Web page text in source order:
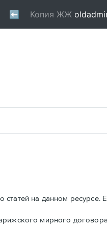
на данном ресурсе.
мирного